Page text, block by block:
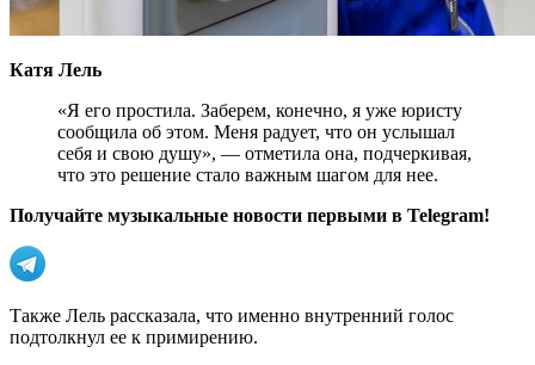
Катя Лель
«Я его простила. Заберем, конечно, я уже юристу
сообщила об этом. Меня радует, что он услышал
себя и свою душу», — отметила она, подчеркивая,
что это решение стало важным шагом для нее.
Получайте музыкальные новости первыми в Telegram!
Также Лель рассказала, что именно внутренний голос
подтолкнул ее к примирению.